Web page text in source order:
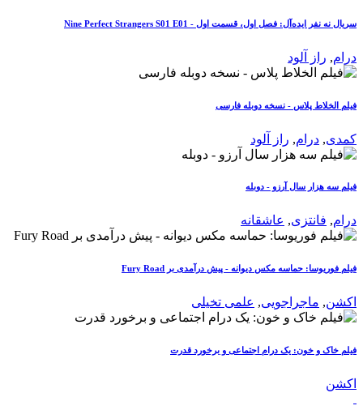
سریال نه نفر ایده‌آل: فصل اول، قسمت اول - Nine Perfect Strangers S01 E01
درام, راز آلود
فیلم الخلاط پلاس - نسخه دوبله فارسی
کمدی, درام, راز آلود
فیلم سه هزار سال آرزو - دوبله
درام, فانتزی, عاشقانه
فیلم فوریوسا: حماسه مکس دیوانه - پیش درآمدی بر Fury Road
اکشن, ماجراجویی, علمی تخیلی
فیلم خاک و خون: یک درام اجتماعی و برخورد قدرت
اکشن